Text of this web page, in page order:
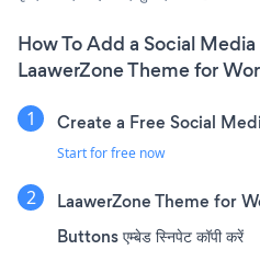
How To Add a Social
LaawerZone Theme for
Create a Free Social
Start for free now
LaawerZone Theme for
Buttons एम्बेड स्निपेट कॉपी करें